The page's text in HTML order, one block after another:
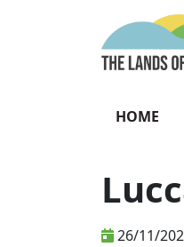
HOME
26/11/